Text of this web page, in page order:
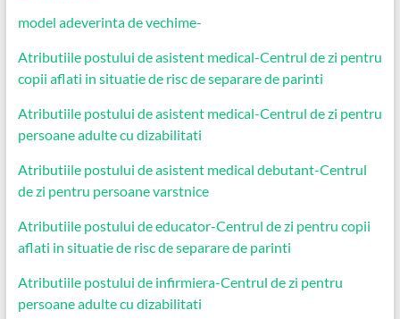
model adeverinta de vechime-
Atributiile postului de asistent medical-Centrul de zi pentru
copii aflati in situatie de risc de separare de parinti
Atributiile postului de asistent medical-Centrul de zi pentru
persoane adulte cu dizabilitati
Atributiile postului de asistent medical debutant-Centrul
de zi pentru persoane varstnice
Atributiile postului de educator-Centrul de zi pentru copii
aflati in situatie de risc de separare de parinti
Atributiile postului de infirmiera-Centrul de zi pentru
persoane adulte cu dizabilitati